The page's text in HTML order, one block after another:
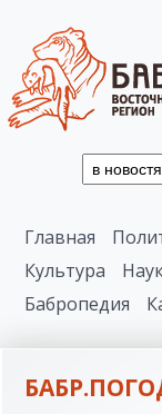
Главная
Культура
Бабропедия